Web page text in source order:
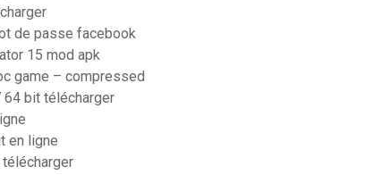
de passe facebook
15 mod apk
game – compressed
bit télécharger
en ligne